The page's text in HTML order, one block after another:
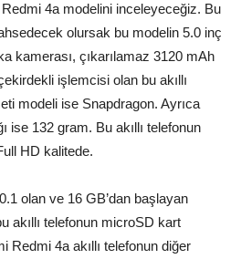
Redmi 4a modelini inceleyeceğiz. Bu
olursak bu modelin 5.0 inç
kamerası, çıkarılamaz 3120 mAh
işlemcisi olan bu akıllı
modeli ise Snapdragon. Ayrıca
ise 132 gram. Bu akıllı telefonun
HD kalitede.
olan ve 16 GB’dan başlayan
akıllı telefonun microSD kart
Redmi 4a akıllı telefonun diğer